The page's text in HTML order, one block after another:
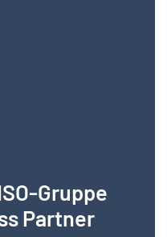
Gruppe
Partner